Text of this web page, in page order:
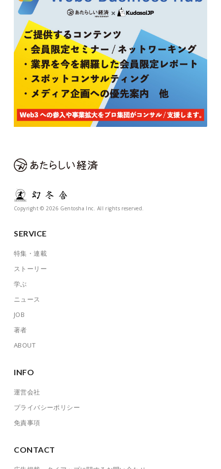
Copyright © 2026 Gentosha Inc. All rights reserved.
SERVICE
特集・連載
ストーリー
学ぶ
ニュース
JOB
著者
ABOUT
INFO
運営会社
プライバシーポリシー
免責事項
CONTACT